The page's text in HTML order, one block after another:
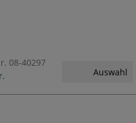
08-40297
Auswahl